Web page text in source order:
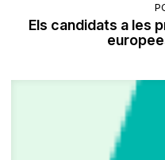
Els candidats a les